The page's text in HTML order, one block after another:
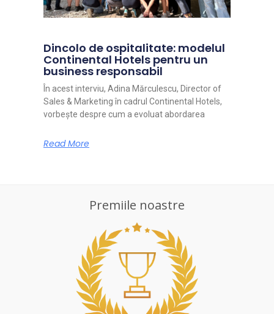
Dincolo de ospitalitate: modelul
Continental Hotels pentru un
business responsabil
În acest interviu, Adina Mărculescu, Director of
Sales & Marketing în cadrul Continental Hotels,
vorbește despre cum a evoluat abordarea
Read More
Premiile noastre